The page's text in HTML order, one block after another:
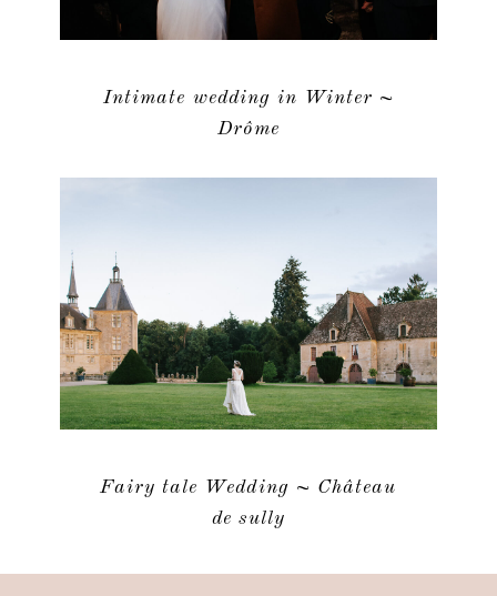
Intimate wedding in Winter ~
Drôme
Fairy tale Wedding ~ Château
de sully